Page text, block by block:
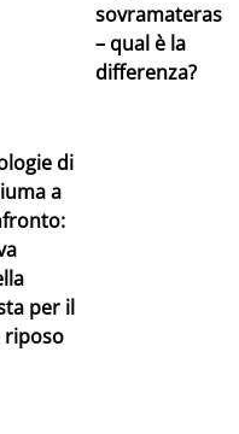
di
a
per il
– qual è la
differenza?